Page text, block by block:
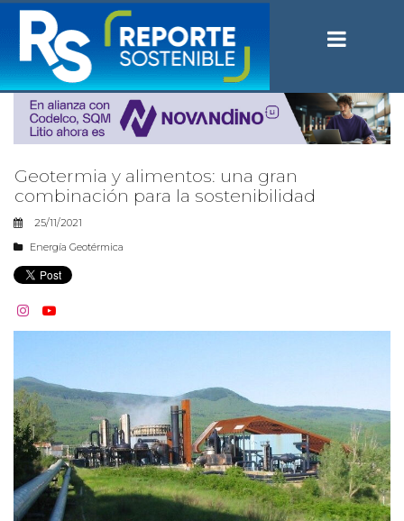
Geotermia y alimentos: una gran
combinación para la sostenibilidad
25/11/2021
Energía Geotérmica
 